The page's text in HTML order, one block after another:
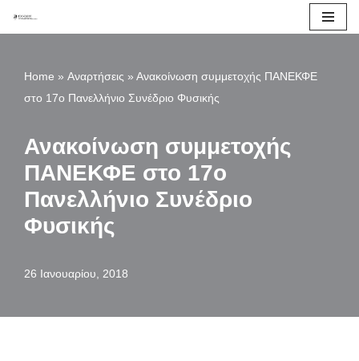
Home » Αναρτήσεις » Ανακοίνωση συμμετοχής ΠΑΝΕΚΦΕ
στο 17ο Πανελλήνιο Συνέδριο Φυσικής
Ανακοίνωση συμμετοχής
ΠΑΝΕΚΦΕ στο 17ο
Πανελλήνιο Συνέδριο
Φυσικής
26 Ιανουαρίου, 2018